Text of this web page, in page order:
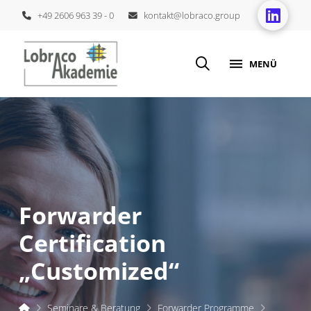
+49 2606 963 39 - 0 kontakt@lobraco.group
MENÜ
Forwarder
Certification
„Customized“
StartSeminare & Beratung
Forwarder Programme